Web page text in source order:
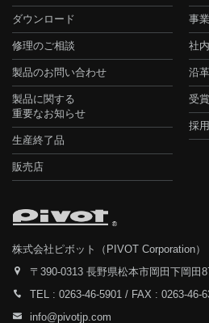
ダウンロード
修理のご相談
製品のお問い合わせ
製品に関する
重要なお知らせ
生産終了品
販売店
事
社
沿革
受
採
株式会社ピボット（PIVOT Corporation）
〒390-0313 長野県松本市岡田下岡田
TEL : 0263-46-5901 / FAX : 0263-46-
info@pivotjp.com